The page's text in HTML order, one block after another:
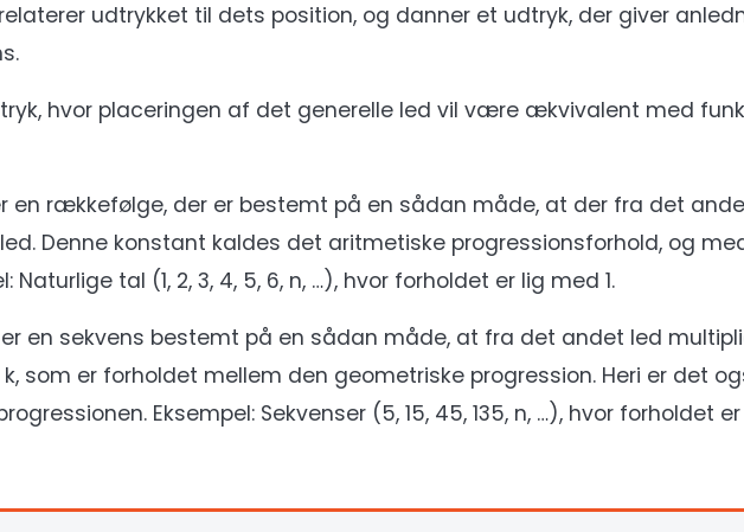
udtrykket til dets position, og danner et udtryk, der giver
hvor placeringen af det generelle led vil være ækvivalent med
en rækkefølge, der er bestemt på en sådan måde, at der fra det
Denne konstant kaldes det aritmetiske progressionsforhold, og
tal (1, 2, 3, 4, 5, 6, n, …), hvor forholdet er lig med 1.
en sekvens bestemt på en sådan måde, at fra det andet led
som er forholdet mellem den geometriske progression. Heri er det
Eksempel: Sekvenser (5, 15, 45, 135, n, …), hvor forholdet